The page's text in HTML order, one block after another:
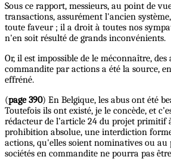
Sous ce rapport, messieurs, au point de
transactions, assurément l'ancien
toute faveur ; il a droit à toutes nos
n'en soit résulté de grands inconvénients.
Or, il est impossible de le méconnaître,
commandite par actions a été la source,
effréné.
(page 390) En Belgique, les abus ont été
Toutefois ils ont existé, je le concède, et
rédacteur de l’article 24 du projet primitif
prohibition absolue, une interdiction
actions, qu'elles soient nominatives ou au
sociétés en commandite ne pourra pas